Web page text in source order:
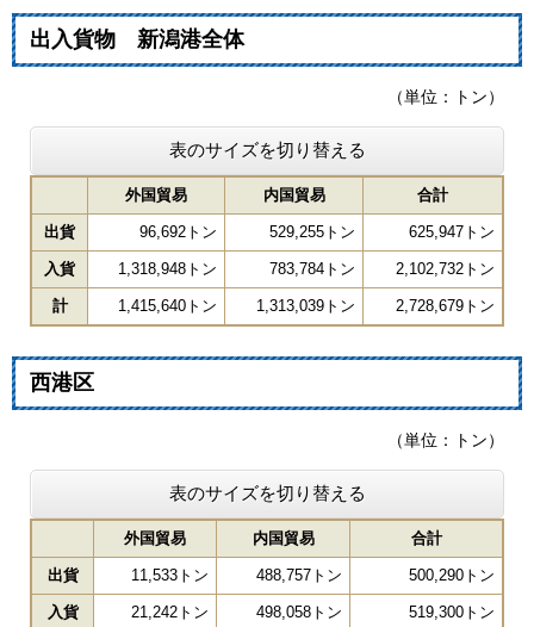
出入貨物 新潟港全体
（単位：トン）
表のサイズを切り替える
外国貿易 内国貿易 合計
出貨 96,692トン 529,255トン 625,947トン
入貨 1,318,948トン 783,784トン 2,102,732トン
計 1,415,640トン 1,313,039トン 2,728,679トン
西港区
（単位：トン）
表のサイズを切り替える
外国貿易 内国貿易 合計
出貨 11,533トン 488,757トン 500,290トン
入貨 21,242トン 498,058トン 519,300トン